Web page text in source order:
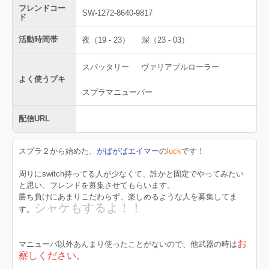
フレンドコー
ド
SW-1272-8640-9817
活動時間帯 夜（19 - 23） 深（23 - 03）
よく使うブキ
スパッタリー ヴァリアブルローラー
スプラマニューバー
配信URL
スプラ２から始めた、がばがばエイマーの luckです！
周りにswitch持ってる人が少なくて、誰かと固定でやってみたい
と思い、フレンドを募集させてもらいます。
勝ち負けにあまりこだわらず、楽しめるような人を募集してま
す。
シャケもするよ！！
マニューバ以外あんまり使ったことがないので、他武器の時はお
察しください。